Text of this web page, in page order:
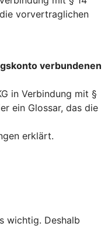
vorvertraglichen
verbundenen
in Verbindung mit §
ein Glossar, das die
erklärt.
wichtig. Deshalb